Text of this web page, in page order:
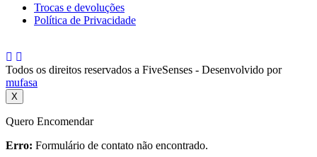
Trocas e devoluções
Política de Privacidade
Todos os direitos reservados a FiveSenses - Desenvolvido por
mufasa
X
Quero Encomendar
Erro: Formulário de contato não encontrado.